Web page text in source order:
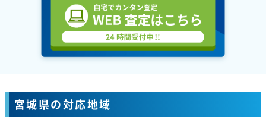
宮城県の対応地域